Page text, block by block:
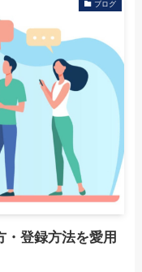
ブログ
・登録方法を愛用